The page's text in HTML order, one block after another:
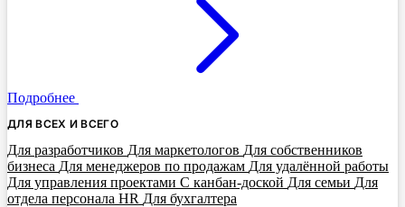
Подробнее
ДЛЯ ВСЕХ И ВСЕГО
Для разработчиков Для маркетологов Для собственников
бизнеса Для менеджеров по продажам Для удалённой работы
Для управления проектами С канбан-доской Для семьи Для
отдела персонала HR Для бухгалтера